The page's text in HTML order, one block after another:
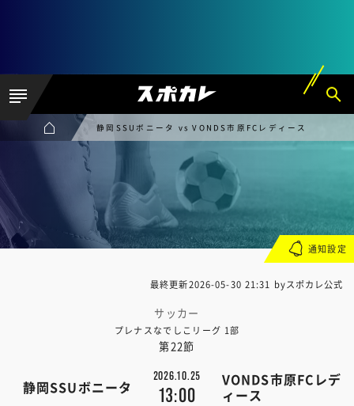
静岡SSUボニータ vs VONDS市原FCレディース
最終更新2026-05-30 21:31 byスポカレ公式
サッカー
プレナスなでしこリーグ 1部
第22節
静岡SSUボニータ
2026.10.25
13:00
VONDS市原FCレデ
ィース
通知設定